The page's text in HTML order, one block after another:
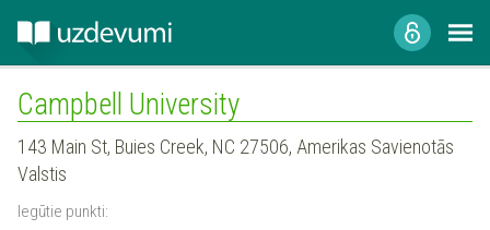
Campbell University
143 Main St, Buies Creek, NC 27506, Amerikas Savienotās
Valstis
Iegūtie punkti: